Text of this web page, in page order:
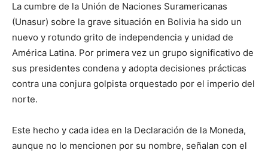
La cumbre de la Unión de Naciones Suramericanas
(Unasur) sobre la grave situación en Bolivia ha sido un
nuevo y rotundo grito de independencia y unidad de
América Latina. Por primera vez un grupo significativo de
sus presidentes condena y adopta decisiones prácticas
contra una conjura golpista orquestado por el imperio del
norte.
Este hecho y cada idea en la Declaración de la Moneda,
aunque no lo mencionen por su nombre, señalan con el